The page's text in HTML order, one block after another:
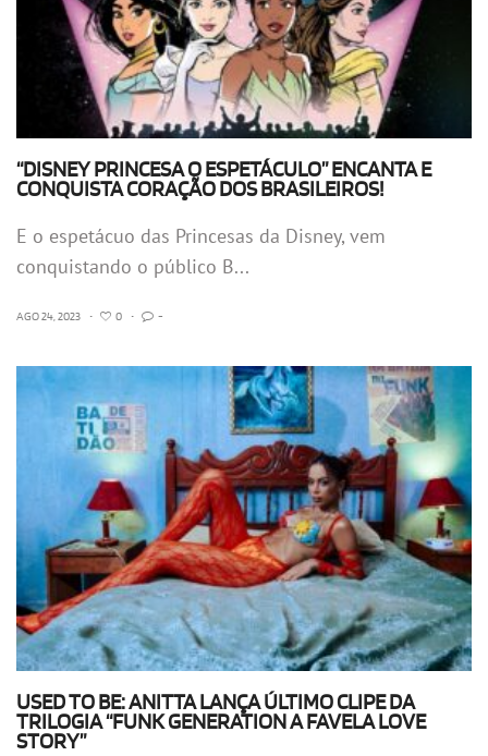
“DISNEY PRINCESA O ESPETÁCULO” ENCANTA E
CONQUISTA CORAÇÃO DOS BRASILEIROS!
E o espetácuo das Princesas da Disney, vem
conquistando o público B...
AGO 24, 2023 • 0 • -
USED TO BE: ANITTA LANÇA ÚLTIMO CLIPE DA
TRILOGIA “FUNK GENERATION A FAVELA LOVE
STORY”